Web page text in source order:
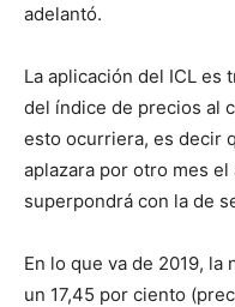
adelantó.
La aplicación del ICL es
del índice de precios al
esto ocurriera, es decir
aplazara por otro mes
superpondrá con la de
En lo que va de 2019,
un 17,45 por ciento